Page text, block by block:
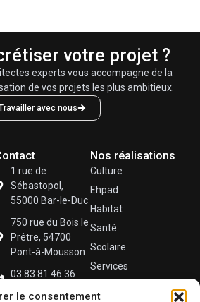
le consentement
votre projet ?
experts vous accompagne de la
de vos projets les plus ambitieux.
avec nous
1 rue de
Sébastopol,
55000 Bar-le-Duc
750 rue du Bois le
Prêtre, 54700
Pont-à-Mousson
03 83 81 46 36
contact@groupeacanthearchitectes.fr
Nos réalisations
Culture
Ehpad
Habitat
Santé
Scolaire
Services